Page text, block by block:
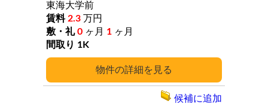
詳細
東海大学前
2.3 万円
0 ヶ月 1 ヶ月
1K
候補に追加